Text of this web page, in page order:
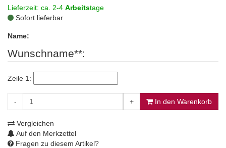
Lieferzeit: ca. 2-4 Arbeitstage
Sofort lieferbar
Name:
Wunschname**:
Zeile 1:
- + In den Warenkorb
Vergleichen
Auf den Merkzettel
Fragen zu diesem Artikel?